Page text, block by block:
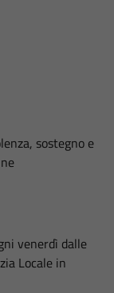
sostegno e
venerdì dalle
Locale in